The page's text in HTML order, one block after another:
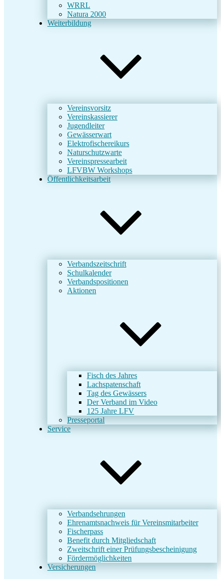
WRRL
Natura 2000
Weiterbildung
Vereinsvorsitz
Vereinskassierer
Jugendleiter
Gewässerwart
Elektrofischereikurs
Naturschutzwarte
Vereinspressearbeit
LFVBW Workshops
Öffentlichkeitsarbeit
Verbandszeitschrift
Schulkalender
Verbandspositionen
Aktionen
Fisch des Jahres
Lachspatenschaft
Tag des Gewässers
Der Verband im Video
125 Jahre LFV
Presseportal
Service
Verbandsehrungen
Ehrenamtsnachweis für Vereinsmitarbeiter
Fischerpass
Benefit durch Mitgliedschaft
Zweitschrift einer Prüfungsbescheinigung
Fördermöglichkeiten
Versicherungen